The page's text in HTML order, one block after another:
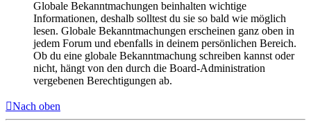
Globale Bekanntmachungen beinhalten wichtige
Informationen, deshalb solltest du sie so bald wie möglich
lesen. Globale Bekanntmachungen erscheinen ganz oben in
jedem Forum und ebenfalls in deinem persönlichen Bereich.
Ob du eine globale Bekanntmachung schreiben kannst oder
nicht, hängt von den durch die Board-Administration
vergebenen Berechtigungen ab.
Nach oben